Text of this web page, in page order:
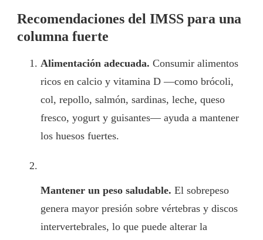
Recomendaciones del IMSS para una
columna fuerte
Alimentación adecuada. Consumir alimentos
ricos en calcio y vitamina D —como brócoli,
col, repollo, salmón, sardinas, leche, queso
fresco, yogurt y guisantes— ayuda a mantener
los huesos fuertes.
Mantener un peso saludable. El sobrepeso
genera mayor presión sobre vértebras y discos
intervertebrales, lo que puede alterar la